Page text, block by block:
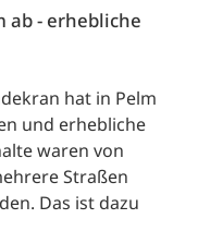
ab - erhebliche
hat in Pelm
und erhebliche
waren von
Straßen
Das ist dazu